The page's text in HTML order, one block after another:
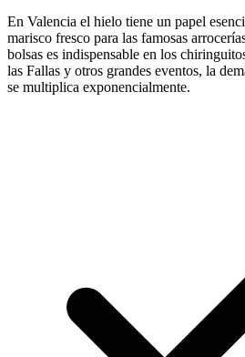
En Valencia el hielo tiene un papel
marisco fresco para las famosas
bolsas es indispensable en los
las Fallas y otros grandes eventos, la
se multiplica exponencialmente.